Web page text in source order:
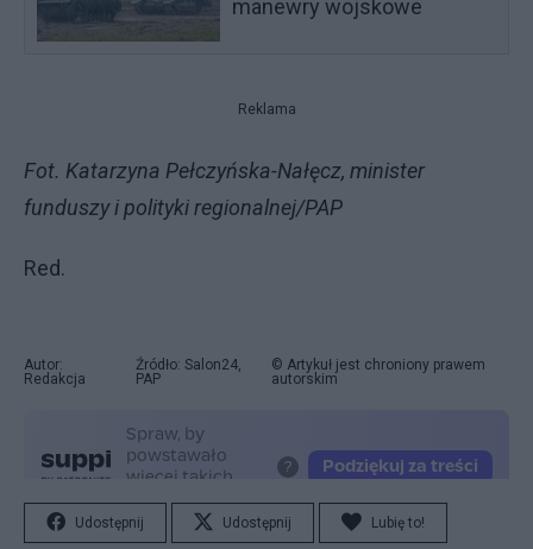
manewry wojskowe
Reklama
Fot. Katarzyna Pełczyńska-Nałęcz, minister
funduszy i polityki regionalnej/PAP
Red.
Autor:
Redakcja
Źródło: Salon24,
PAP
© Artykuł jest chroniony prawem
autorskim
Udostępnij Udostępnij Lubię to!